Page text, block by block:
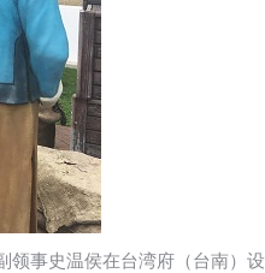
领事史温侯在台湾府（台南）设